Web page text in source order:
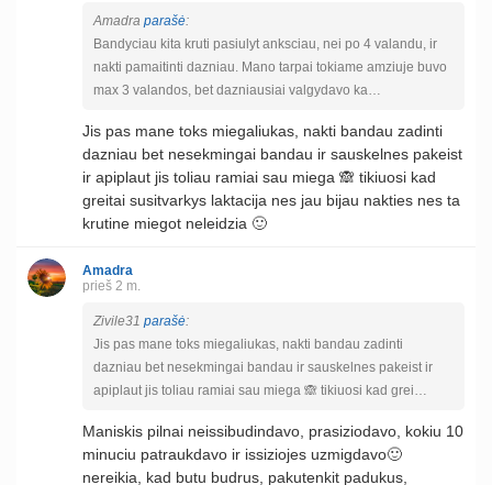
Amadra parašė:
Bandyciau kita kruti pasiulyt anksciau, nei po 4 valandu, ir
nakti pamaitinti dazniau. Mano tarpai tokiame amziuje buvo
max 3 valandos, bet dazniausiai valgydavo ka…
Jis pas mane toks miegaliukas, nakti bandau zadinti
dazniau bet nesekmingai bandau ir sauskelnes pakeist
ir apiplaut jis toliau ramiai sau miega 🙈 tikiuosi kad
greitai susitvarkys laktacija nes jau bijau nakties nes ta
krutine miegot neleidzia 🙂
Amadra
prieš 2 m.
Zivile31 parašė:
Jis pas mane toks miegaliukas, nakti bandau zadinti
dazniau bet nesekmingai bandau ir sauskelnes pakeist ir
apiplaut jis toliau ramiai sau miega 🙈 tikiuosi kad grei…
Maniskis pilnai neissibudindavo, prasiziodavo, kokiu 10
minuciu patraukdavo ir issiziojes uzmigdavo🙂
nereikia, kad butu budrus, pakutenkit padukus,